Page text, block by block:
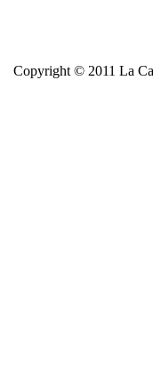
Copyright © 2011 La